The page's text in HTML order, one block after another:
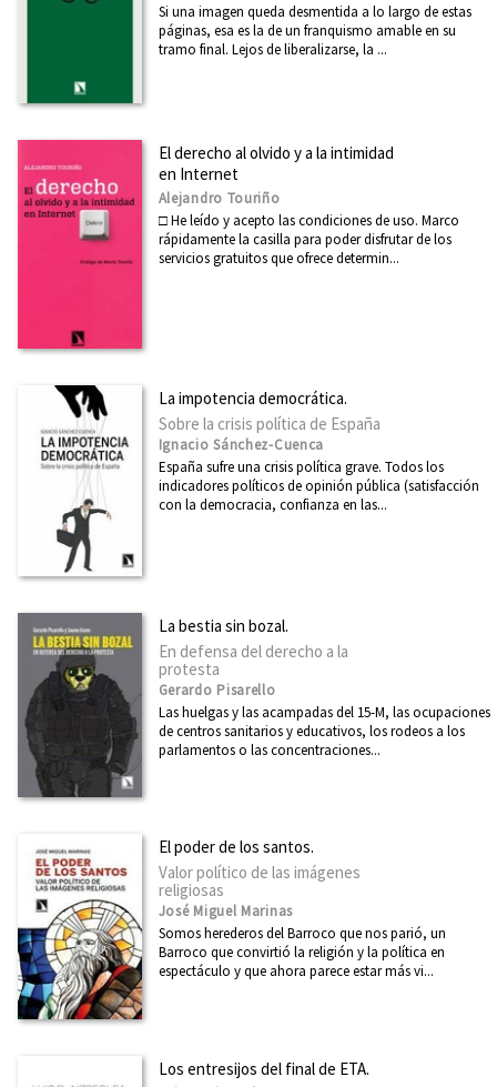
MATERIAS
Administración pública
África
América Latina
Cataluña
Ciencia
Cooperación y desarrollo
Derechos Humanos
Ecología
Economía
Educación
Ética
Euskadi
Filosofía
Física
Ver todas... (21)
CATÁLOGOS PDF
Si una imagen queda desmentida a lo largo de estas
páginas, esa es la de un franquismo amable en su
tramo final. Lejos de liberalizarse, la ...
El derecho al olvido y a la intimidad
en Internet
Alejandro Touriño
□ He leído y acepto las condiciones de uso. Marco
rápidamente la casilla para poder disfrutar de los
servicios gratuitos que ofrece determin...
La impotencia democrática.
Sobre la crisis política de España
Ignacio Sánchez-Cuenca
España sufre una crisis política grave. Todos los
indicadores políticos de opinión pública (satisfacción
con la democracia, confianza en las...
La bestia sin bozal.
En defensa del derecho a la
protesta
Gerardo Pisarello
Las huelgas y las acampadas del 15-M, las ocupaciones
de centros sanitarios y educativos, los rodeos a los
parlamentos o las concentraciones...
El poder de los santos.
Valor político de las imágenes
religiosas
José Miguel Marinas
Somos herederos del Barroco que nos parió, un
Barroco que convirtió la religión y la política en
espectáculo y que ahora parece estar más vi...
Los entresijos del final de ETA.